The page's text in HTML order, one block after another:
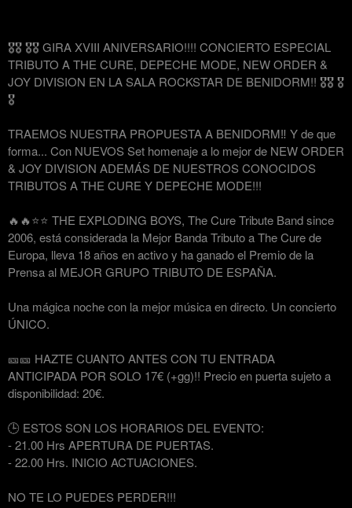
🎖🎖 🎖🎖 GIRA XVIII ANIVERSARIO!!!! CONCIERTO ESPECIAL
TRIBUTO A THE CURE, DEPECHE MODE, NEW ORDER &
JOY DIVISION EN LA SALA ROCKSTAR DE BENIDORM!! 🎖🎖 🎖
🎖
TRAEMOS NUESTRA PROPUESTA A BENIDORM‼️ Y de que
forma... Con NUEVOS Set homenaje a lo mejor de NEW ORDER
& JOY DIVISION ADEMÁS DE NUESTROS CONOCIDOS
TRIBUTOS A THE CURE Y DEPECHE MODE!!!
🔥🔥⭐️⭐️ THE EXPLODING BOYS, The Cure Tribute Band since
2006, está considerada la Mejor Banda Tributo a The Cure de
Europa, lleva 18 años en activo y ha ganado el Premio de la
Prensa al MEJOR GRUPO TRIBUTO DE ESPAÑA.
Una mágica noche con la mejor música en directo. Un concierto
ÚNICO.
🎫🎫 HAZTE CUANTO ANTES CON TU ENTRADA
ANTICIPADA POR SOLO 17€ (+gg)!! Precio en puerta sujeto a
disponibilidad: 20€.
🕒 ESTOS SON LOS HORARIOS DEL EVENTO:
- 21.00 Hrs APERTURA DE PUERTAS.
- 22.00 Hrs. INICIO ACTUACIONES.
NO TE LO PUEDES PERDER!!!